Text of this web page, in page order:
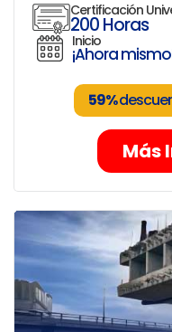
Certificación
200 Horas
Inicio
¡Ahora
59%
Más